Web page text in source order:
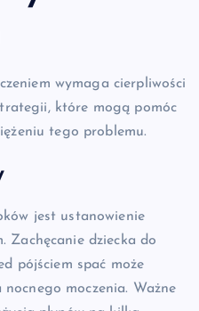
wymaga cierpliwości
które mogą pomóc
tego problemu.
jest ustanowienie
Zachęcanie dziecka do
pójściem spać może
moczenia. Ważne